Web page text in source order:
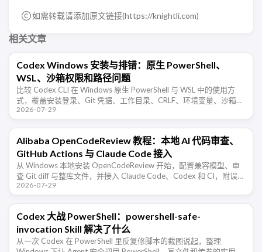
如需转载请添加原文链接(https://knightli.com)
相关文章
Codex Windows 安装与排错：原生 PowerShell、
WSL、沙箱权限和路径问题
比较 Codex CLI 在 Windows 原生 PowerShell 与 WSL 中的使用方
式，覆盖安装登录、Git 凭据、工作目录、CRLF、环境变量、沙箱审
批和常见权限错误。
2026-07-29
Alibaba OpenCodeReview 教程：本地 AI 代码审查、
GitHub Actions 与 Claude Code 接入
从 Windows 本地安装 OpenCodeReview 开始，配置兼容模型、审
查 Git diff 与整库文件，并接入 Claude Code、Codex 和 CI，附误
报、成本与权限排查。
2026-07-29
Codex 大战 PowerShell：powershell-safe-
invocation Skill 解决了什么
从一次 Codex 在 PowerShell 里反复修脚本的截图说起，整理